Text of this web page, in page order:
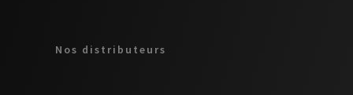
Nos distributeurs